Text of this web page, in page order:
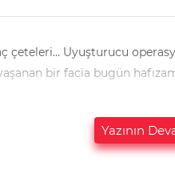
çeteleri… Uyuşturucu
bir facia bugün
Yazının